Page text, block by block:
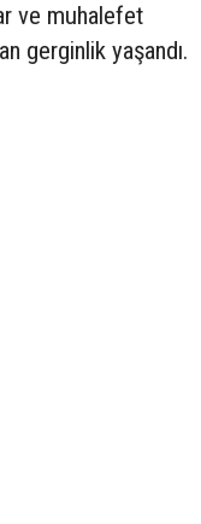
ve muhalefet
gerginlik yaşandı.